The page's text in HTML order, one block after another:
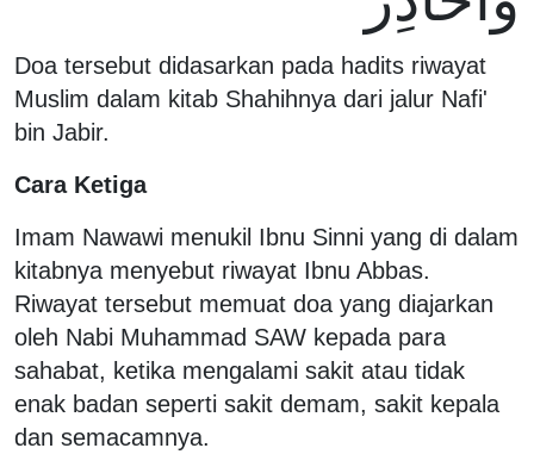
Doa tersebut didasarkan pada hadits riwayat
Muslim dalam kitab Shahihnya dari jalur Nafi'
bin Jabir.
Cara Ketiga
Imam Nawawi menukil Ibnu Sinni yang di dalam
kitabnya menyebut riwayat Ibnu Abbas.
Riwayat tersebut memuat doa yang diajarkan
oleh Nabi Muhammad SAW kepada para
sahabat, ketika mengalami sakit atau tidak
enak badan seperti sakit demam, sakit kepala
dan semacamnya.